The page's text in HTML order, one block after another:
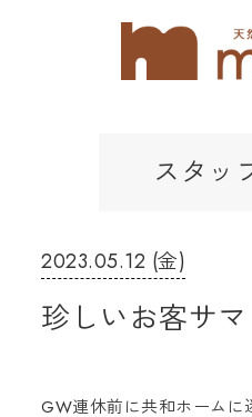
スタッ
2023.05.12 (金)
珍しいお客サマ
GW連休前に共和ホームに